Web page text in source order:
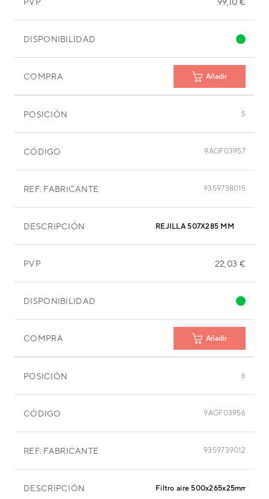
DISPONIBILIDAD
COMPRA Añadir
POSICIÓN 5
CÓDIGO 9AGF03957
REF. FABRICANTE 9359738015
DESCRIPCIÓN REJILLA 507X285 MM
PVP 22,03 €
DISPONIBILIDAD
COMPRA Añadir
POSICIÓN 6
CÓDIGO 9AGF03956
REF. FABRICANTE 9359739012
DESCRIPCIÓN Filtro aire 500x265x25mm